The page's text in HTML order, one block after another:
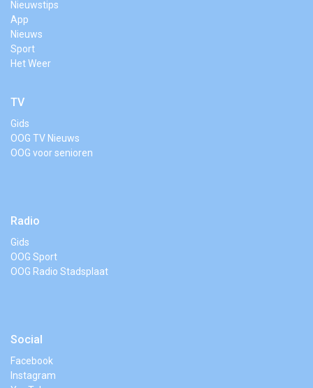
Nieuwstips
App
Nieuws
Sport
Het Weer
TV
Gids
OOG TV Nieuws
OOG voor senioren
Radio
Gids
OOG Sport
OOG Radio Stadsplaat
Social
Facebook
Instagram